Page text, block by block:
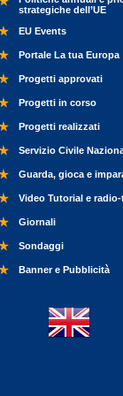
strategiche dell’UE
EU Events
Portale La tua Europa
Progetti approvati
Progetti in corso
Progetti realizzati
Servizio Civile
Guarda, gioca e
Video Tutorial e
Giornali
Sondaggi
Banner e Pubblicità